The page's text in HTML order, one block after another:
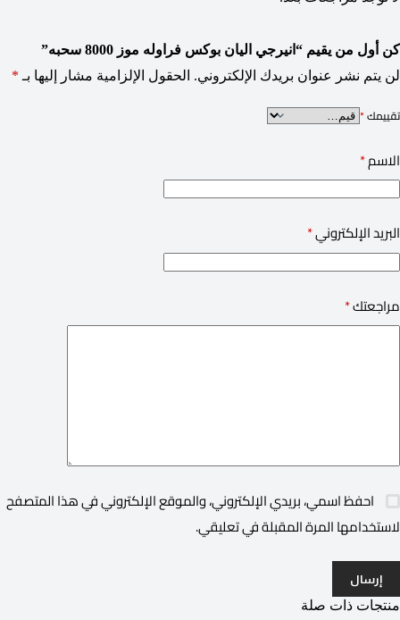
كن أول من يقيم “انيرجي اليان بوكس فراوله موز 8000 سحبه”
لن يتم نشر عنوان بريدك الإلكتروني. الحقول الإلزامية مشار إليها بـ *
تقييمك*
الاسم*
البريد الإلكتروني*
مراجعتك*
احفظ اسمي، بريدي الإلكتروني، والموقع الإلكتروني في هذا المتصفح
لاستخدامها المرة المقبلة في تعليقي.
إرسال
منتجات ذات صلة